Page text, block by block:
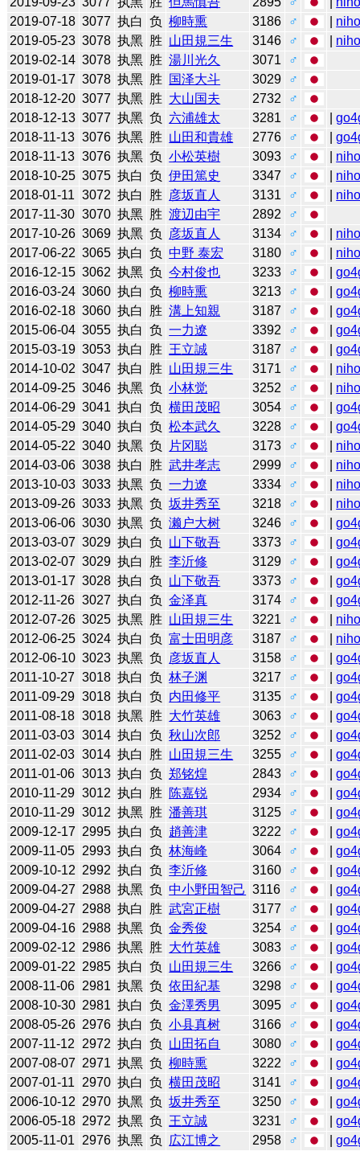
2019-07-18 3077 执白 负 柳時熏 3186 ♂
2019-05-23 3078 执黑 胜 山田規三生 3146 ♂
2019-02-14 3078 执黑 胜 湯川光久 3071
♂
2019-01-17 3078 执黑 胜 国泽大斗 3029
♂
2018-12-20 3077 执黑 胜 大山国夫 2732
♂
2018-12-13 3077 执黑 负 六浦雄太 3281 ♂ |
2018-11-13 3076 执黑 胜 山田和貴雄 2776 ♂ |
2018-11-13 3076 执黑 负 小松英樹 3093 ♂
2018-10-25 3075 执白 负 伊田篤史 3347 ♂
2018-01-11 3072 执白 胜 彦坂直人 3131 ♂
2017-11-30 3070 执黑 胜 渡辺由宇 2892
♂
2017-10-26 3069 执黑 负 彦坂直人 3134 ♂
2017-06-22 3065 执白 负 中野 泰宏 3180 ♂
2016-12-15 3062 执黑 负 今村俊也 3233 ♂ |
2016-03-24 3060 执白 负 柳時熏 3213 ♂ |
2016-02-18 3060 执白 胜 溝上知親 3187 ♂ |
2015-06-04 3055 执白 负 一力遼 3392 ♂ |
2015-03-19 3053 执白 胜 王立誠 3187 ♂ |
2014-10-02 3047 执白 胜 山田規三生 3171 ♂
2014-09-25 3046 执黑 负 小林觉 3252 ♂
2014-06-29 3041 执白 负 横田茂昭 3054 ♂ |
2014-05-29 3040 执白 负 松本武久 3228 ♂ |
2014-05-22 3040 执黑 负 片冈聪 3173 ♂
2014-03-06 3038 执白 胜 武井孝志 2999 ♂
2013-10-03 3033 执黑 负 一力遼 3334 ♂
2013-09-26 3033 执黑 负 坂井秀至 3218 ♂
2013-06-06 3030 执黑 负 濑户大树 3246 ♂ |
2013-03-07 3029 执白 负 山下敬吾 3373 ♂ |
2013-02-07 3029 执白 胜 李沂修 3129 ♂ |
2013-01-17 3028 执白 负 山下敬吾 3373 ♂ |
2012-11-26 3027 执白 负 金泽真 3174 ♂ |
2012-07-26 3025 执黑 胜 山田規三生 3221 ♂
2012-06-25 3024 执白 负 富士田明彦 3187 ♂
2012-06-10 3023 执黑 负 彦坂直人 3158 ♂ |
2011-10-27 3018 执白 负 林子渊 3217 ♂ |
2011-09-29 3018 执白 负 内田修平 3135 ♂ |
2011-08-18 3018 执黑 胜 大竹英雄 3063 ♂ |
2011-03-03 3014 执白 负 秋山次郎 3252 ♂ |
2011-02-03 3014 执白 胜 山田規三生 3255 ♂ |
2011-01-06 3013 执白 负 郑铭煌 2843 ♂ |
2010-11-29 3012 执白 胜 陈嘉锐 2934 ♂ |
2010-11-29 3012 执黑 胜 潘善琪 3125 ♂ |
2009-12-17 2995 执白 负 趙善津 3222 ♂ |
2009-11-05 2993 执白 负 林海峰 3064 ♂ |
2009-10-12 2992 执白 负 李沂修 3160 ♂ |
2009-04-27 2988 执黑 负 中小野田智己 3116 ♂ |
2009-04-27 2988 执白 胜 武宮正樹 3177 ♂ |
2009-04-16 2988 执黑 负 金秀俊 3254 ♂ |
2009-02-12 2986 执黑 胜 大竹英雄 3083 ♂ |
2009-01-22 2985 执白 负 山田規三生 3266 ♂ |
2008-11-06 2981 执黑 负 依田紀基 3298 ♂ |
2008-10-30 2981 执白 负 金澤秀男 3095 ♂ |
2008-05-26 2976 执白 负 小县真树 3166 ♂ |
2007-11-12
2972 执白 负 山田拓自 3080 ♂ |
2007-08-07 2971 执黑 负 柳時熏 3222 ♂ |
2007-01-11
2970 执白 负 横田茂昭 3141 ♂ |
2006-10-12 2970 执黑 负 坂井秀至 3250 ♂ |
2006-05-18 2972 执黑 负 王立誠 3231 ♂ |
2005-11-01
2976 执黑 负 広江博之 2958 ♂ |